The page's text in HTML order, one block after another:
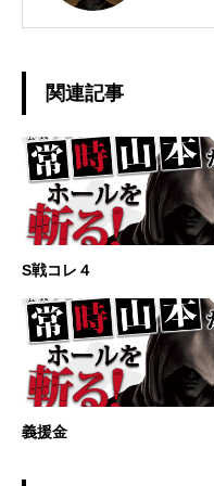
関連記事
S戦コレ４
義援金